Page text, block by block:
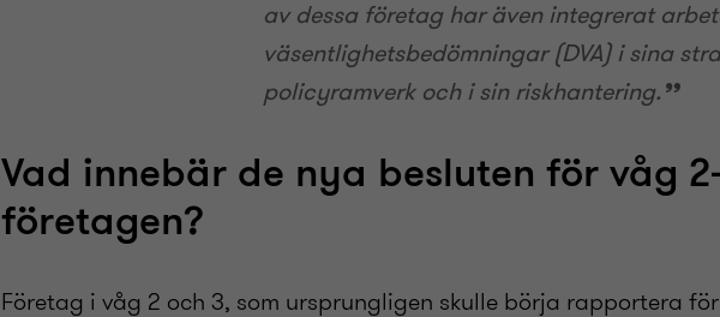
av dessa företag har även integrerat
väsentlighetsbedömningar (DVA) i sina
policyramverk och i sin riskhantering.
Vad innebär de nya besluten för våg
företagen?
Företag i våg 2 och 3, som ursprungligen skulle börja rapportera